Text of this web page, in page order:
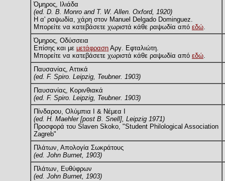
Όμηρος, Ιλιάδα
(ed. D. B. Monro and T. W. Allen. Oxford, 1920)
Η α' ραψωδία, χάρη στον Manuel Delgado Dominguez.
Μπορείτε να κατεβάσετε χωριστά κάθε ραψωδία από εδώ.
Όμηρος, Οδύσσεια
Επίσης και με μετάφραση Αργ. Εφταλιώτη.
Μπορείτε να κατεβάσετε χωριστά κάθε ραψωδία από εδώ.
Παυσανίας, Αττικά
(ed. F. Spiro. Leipzig, Teubner. 1903)
Παυσανίας, Κορινθιακά
(ed. F. Spiro. Leipzig, Teubner. 1903)
Πίνδαρου, Ολύμπια I & Νέμεα I
(ed. H. Maehler [post B. Snell], Leipzig 1971)
Προσφορά του Slaven Skoko, "Student Philological Association
Zagreb"
Πλάτων, Απολογία Σωκράτους
(ed. John Burnet, 1903)
Πλάτων, Ευθύφρων
(ed. John Burnet, 1903)